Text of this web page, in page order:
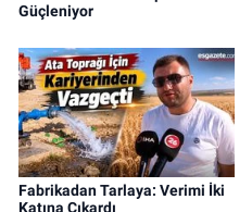
Güçleniyor
Fabrikadan Tarlaya: Verimi İki
Katına Çıkardı